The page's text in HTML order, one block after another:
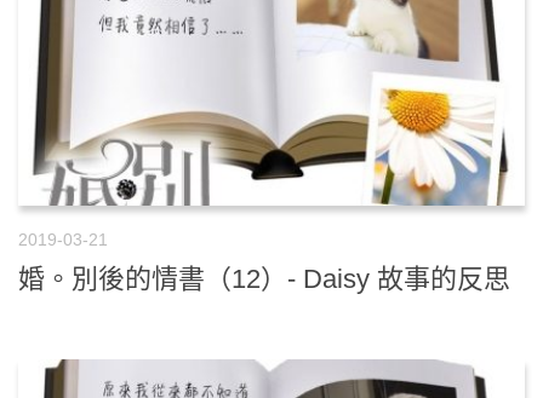
2019-03-21
婚。別後的情書（12）- Daisy 故事的反思